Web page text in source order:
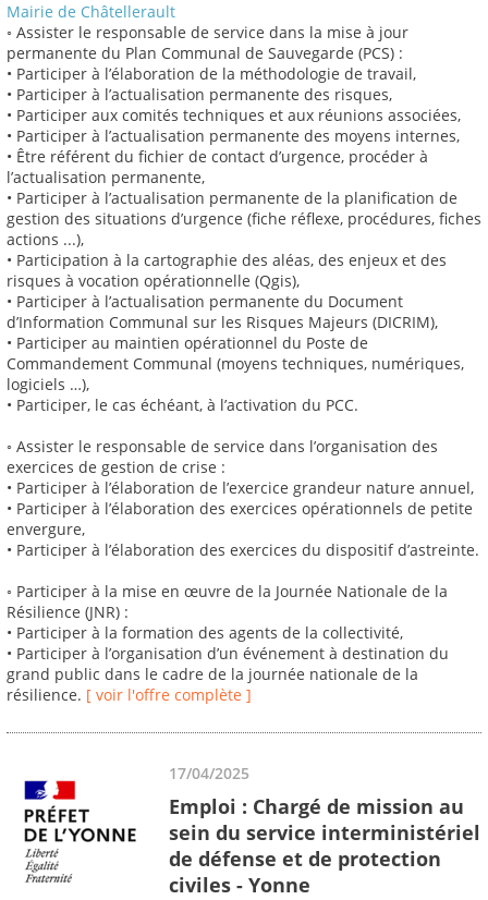
Mairie de Châtellerault
◦ Assister le responsable de service dans la mise à jour
permanente du Plan Communal de Sauvegarde (PCS) :
• Participer à l’élaboration de la méthodologie de travail,
• Participer à l’actualisation permanente des risques,
• Participer aux comités techniques et aux réunions associées,
• Participer à l’actualisation permanente des moyens internes,
• Être référent du fichier de contact d’urgence, procéder à
l’actualisation permanente,
• Participer à l’actualisation permanente de la planification de
gestion des situations d’urgence (fiche réflexe, procédures, fiches
actions ...),
• Participation à la cartographie des aléas, des enjeux et des
risques à vocation opérationnelle (Qgis),
• Participer à l’actualisation permanente du Document
d’Information Communal sur les Risques Majeurs (DICRIM),
• Participer au maintien opérationnel du Poste de
Commandement Communal (moyens techniques, numériques,
logiciels …),
• Participer, le cas échéant, à l’activation du PCC.
◦ Assister le responsable de service dans l’organisation des
exercices de gestion de crise :
• Participer à l’élaboration de l’exercice grandeur nature annuel,
• Participer à l’élaboration des exercices opérationnels de petite
envergure,
• Participer à l’élaboration des exercices du dispositif d’astreinte.
◦ Participer à la mise en œuvre de la Journée Nationale de la
Résilience (JNR) :
• Participer à la formation des agents de la collectivité,
• Participer à l’organisation d’un événement à destination du
grand public dans le cadre de la journée nationale de la
résilience. [ voir l'offre complète ]
17/04/2025
Emploi : Chargé de mission au
sein du service interministériel
de défense et de protection
civiles - Yonne